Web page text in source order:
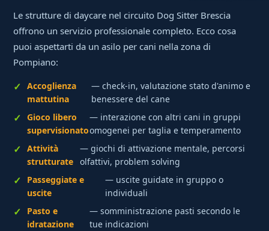
Le strutture di daycare nel circuito Dog Sitter Brescia
offrono un servizio professionale completo. Ecco cosa
puoi aspettarti da un asilo per cani nella zona di
Pompiano:
Accoglienza
mattutina
— check-in, valutazione stato d'animo e
benessere del cane
Gioco libero
supervisionato
— interazione con altri cani in gruppi
omogenei per taglia e temperamento
Attività
strutturate
— giochi di attivazione mentale, percorsi
olfattivi, problem solving
Passeggiate e
uscite
— uscite guidate in gruppo o
individuali
Pasto e
idratazione
— somministrazione pasti secondo le
tue indicazioni